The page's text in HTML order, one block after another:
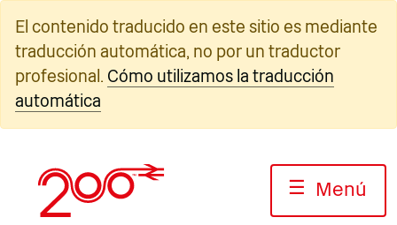
contenido
El contenido traducido en este sitio es mediante
traducción automática, no por un traductor
profesional. Cómo utilizamos la traducción
automática
☰ Menú